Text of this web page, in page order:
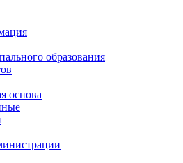
образования
основа